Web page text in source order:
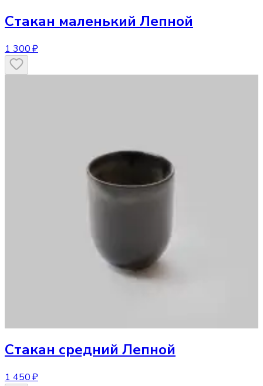
Стакан маленький Лепной
1 300 ₽
Стакан средний Лепной
1 450 ₽